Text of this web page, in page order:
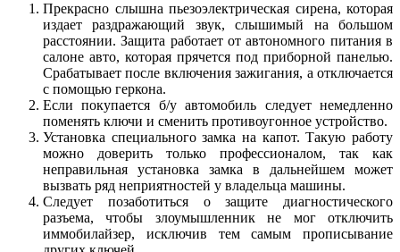
Прекрасно слышна пьезоэлектрическая сирена, которая
издает раздражающий звук, слышимый на большом
расстоянии. Защита работает от автономного питания в
салоне авто, которая прячется под приборной панелью.
Срабатывает после включения зажигания, а отключается
с помощью геркона.
Если покупается б/у автомобиль следует немедленно
поменять ключи и сменить противоугонное устройство.
Установка специального замка на капот. Такую работу
можно доверить только профессионалом, так как
неправильная установка замка в дальнейшем может
вызвать ряд неприятностей у владельца машины.
Следует позаботиться о защите диагностического
разъема, чтобы злоумышленник не мог отключить
иммобилайзер, исключив тем самым прописывание